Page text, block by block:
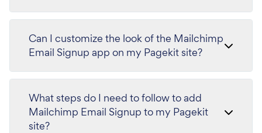
Can I customize the look of the Mailchimp
Email Signup app on my Pagekit site?
What steps do I need to follow to add
Mailchimp Email Signup to my Pagekit
site?